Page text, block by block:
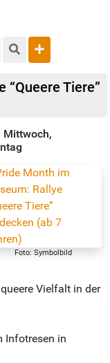
“Queere Tiere”
Mittwoch,
Foto: Symbolbild
Vielfalt in der
Infotresen in